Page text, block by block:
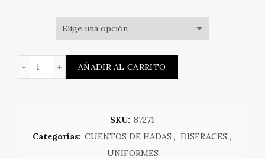
Linda Ricitos de Oro cantidad
AÑADIR AL CARRITO
SKU: 87271
Categorías: CUENTOS DE HADAS , DISFRACES ,
UNIFORMES